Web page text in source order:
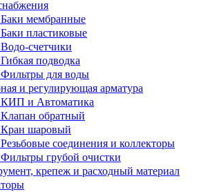
Баки мембранные
Баки пластиковые
Водо-счетчики
Гибкая подводка
Фильтры для воды
и регулирующая арматура
КИП и Автоматика
Клапан обратный
Кран шаровый
Резьбовые соединения и коллекторы
Фильтры грубой очистки
крепеж и расходный материал